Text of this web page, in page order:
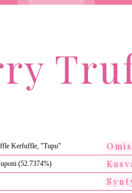
Kerfuffle, "Tupu"
(52.7374%)